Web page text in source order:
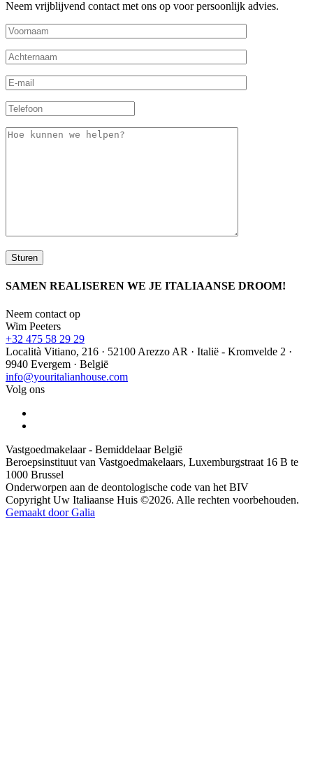
Neem vrijblijvend contact met ons op voor persoonlijk advies.
SAMEN REALISEREN WE JE ITALIAANSE DROOM!
Neem contact op
Wim Peeters
+32 475 58 29 29
Località Vitiano, 216 · 52100 Arezzo AR · Italië - Kromvelde 2 ·
9940 Evergem · België
info@youritalianhouse.com
Volg ons
Vastgoedmakelaar - Bemiddelaar België
Beroepsinstituut van Vastgoedmakelaars, Luxemburgstraat 16 B te
1000 Brussel
Onderworpen aan de deontologische code van het BIV
Copyright Uw Italiaanse Huis ©2026. Alle rechten voorbehouden.
Gemaakt door Galia